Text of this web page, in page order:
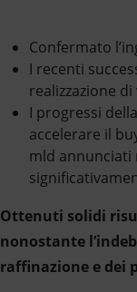
Confermato
I recenti
realizzazione di
I progressi
accelerare il
mld annunciati
Ottenuti solidi
nonostante
raffinazione e dei